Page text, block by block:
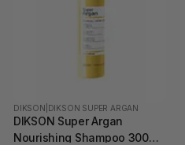
DIKSON DIKSON SUPER ARGAN
DIKSON Super Argan
Nourishing Shampoo 300